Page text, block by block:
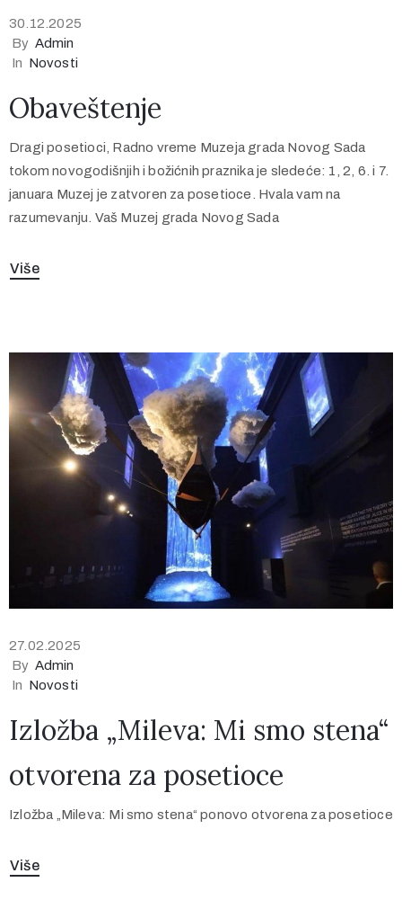
30.12.2025
By Admin
In Novosti
Obaveštenje
Dragi posetioci, Radno vreme Muzeja grada Novog Sada
tokom novogodišnjih i božićnih praznika je sledeće: 1, 2, 6. i 7.
januara Muzej je zatvoren za posetioce. Hvala vam na
razumevanju. Vaš Muzej grada Novog Sada
Više
27.02.2025
By Admin
In Novosti
Izložba „Mileva: Mi smo stena“
otvorena za posetioce
Izložba „Mileva: Mi smo stena“ ponovo otvorena za posetioce
Više